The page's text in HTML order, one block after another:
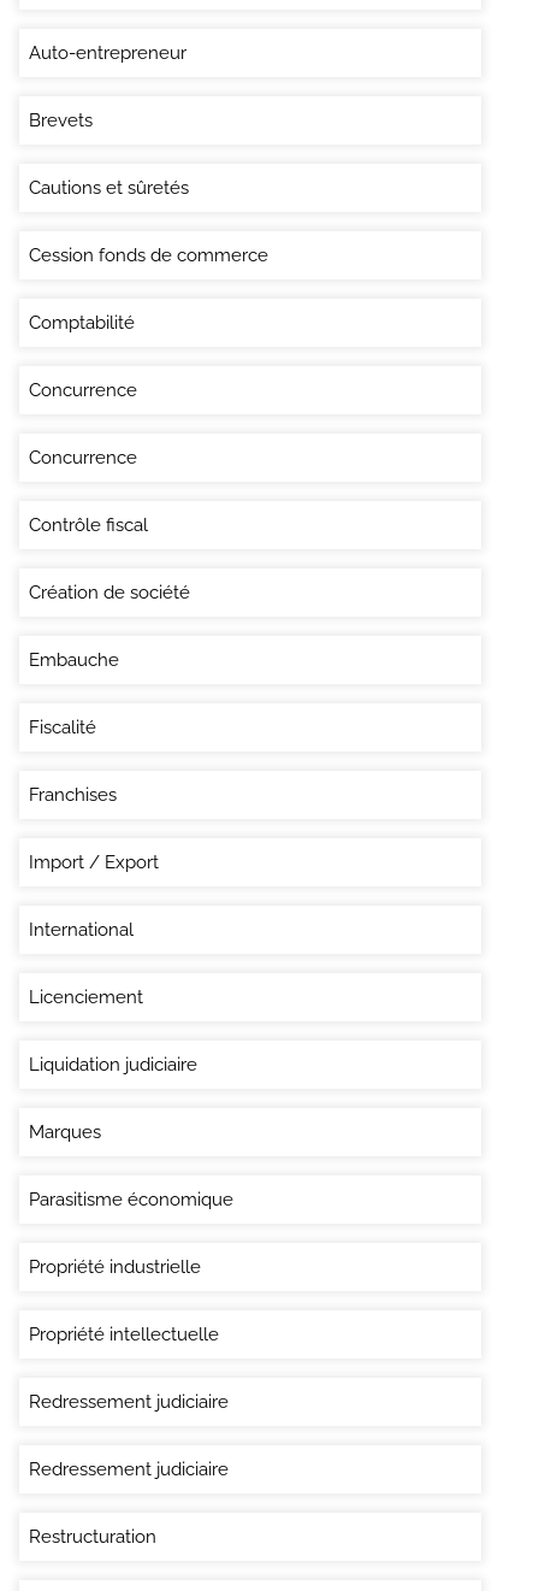
Auto-entrepreneur
Brevets
Cautions et sûretés
Cession fonds de commerce
Comptabilité
Concurrence
Concurrence
Contrôle fiscal
Création de société
Embauche
Fiscalité
Franchises
Import / Export
International
Licenciement
Liquidation judiciaire
Marques
Parasitisme économique
Propriété industrielle
Propriété intellectuelle
Redressement judiciaire
Redressement judiciaire
Restructuration